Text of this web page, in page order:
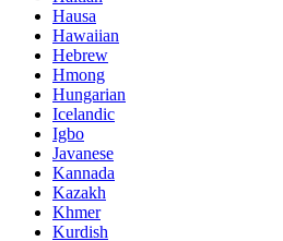
Hausa
Hawaiian
Hebrew
Hmong
Hungarian
Icelandic
Igbo
Javanese
Kannada
Kazakh
Khmer
Kurdish